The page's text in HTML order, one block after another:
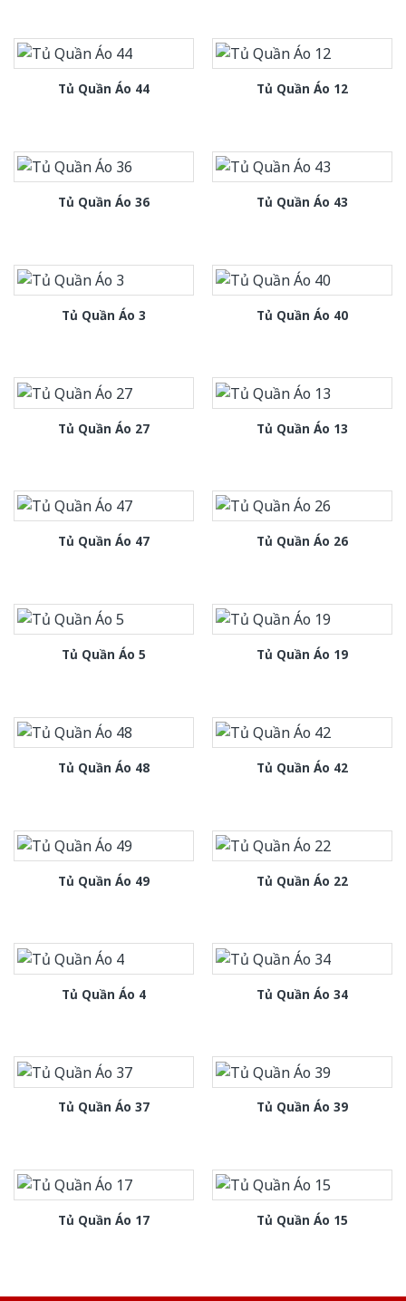
Tủ Quần Áo 44 Tủ Quần Áo 12
Tủ Quần Áo 36 Tủ Quần Áo 43
Tủ Quần Áo 3 Tủ Quần Áo 40
Tủ Quần Áo 27 Tủ Quần Áo 13
Tủ Quần Áo 47 Tủ Quần Áo 26
Tủ Quần Áo 5 Tủ Quần Áo 19
Tủ Quần Áo 48 Tủ Quần Áo 42
Tủ Quần Áo 49 Tủ Quần Áo 22
Tủ Quần Áo 4 Tủ Quần Áo 34
Tủ Quần Áo 37 Tủ Quần Áo 39
Tủ Quần Áo 17 Tủ Quần Áo 15